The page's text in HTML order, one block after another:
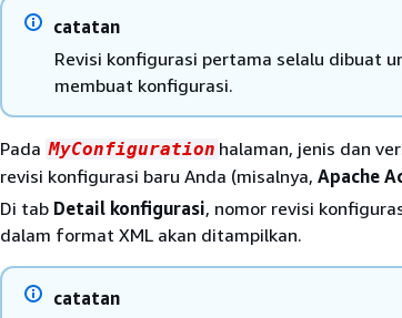
catatan
Revisi konfigurasi pertama selalu dibuat
membuat konfigurasi.
Pada MyConfiguration halaman, jenis dan
revisi konfigurasi baru Anda (misalnya, Apache
Di tab Detail konfigurasi, nomor revisi
dalam format XML akan ditampilkan.
catatan